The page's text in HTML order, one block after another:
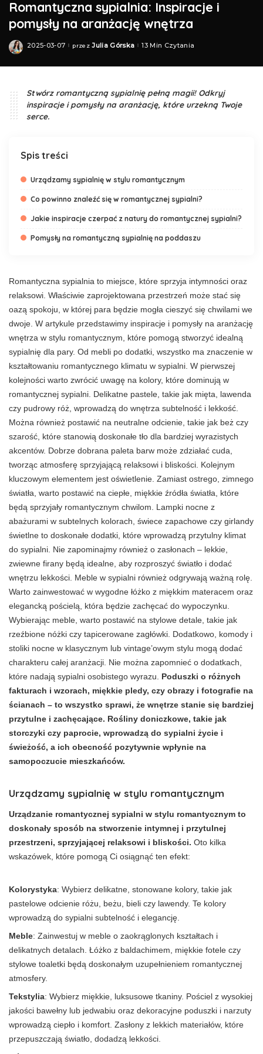
Romantyczna sypialnia: Inspiracje i
pomysły na aranżację wnętrza
2025-03-07Posted
przez Julia Górska 13 Min Czytania
Stwórz romantyczną sypialnię pełną magii! Odkryj
inspiracje i pomysły na aranżację, które urzekną Twoje
serce.
Spis treści
Urządzamy sypialnię w stylu romantycznym
Co powinno znaleźć się w romantycznej sypialni?
Jakie inspiracje czerpać z natury do romantycznej sypialni?
Pomysły na romantyczną sypialnię na poddaszu
Romantyczna sypialnia to miejsce, które sprzyja intymności oraz
relaksowi. Właściwie zaprojektowana przestrzeń może stać się
oazą spokoju, w której para będzie mogła cieszyć się chwilami we
dwoje. W artykule przedstawimy inspiracje i pomysły na aranżację
wnętrza w stylu romantycznym, które pomogą stworzyć idealną
sypialnię dla pary. Od mebli po dodatki, wszystko ma znaczenie w
kształtowaniu romantycznego klimatu w sypialni. W pierwszej
kolejności warto zwrócić uwagę na kolory, które dominują w
romantycznej sypialni. Delikatne pastele, takie jak mięta, lawenda
czy pudrowy róż, wprowadzą do wnętrza subtelność i lekkość.
Można również postawić na neutralne odcienie, takie jak beż czy
szarość, które stanowią doskonałe tło dla bardziej wyrazistych
akcentów. Dobrze dobrana paleta barw może zdziałać cuda,
tworząc atmosferę sprzyjającą relaksowi i bliskości. Kolejnym
kluczowym elementem jest oświetlenie. Zamiast ostrego, zimnego
światła, warto postawić na ciepłe, miękkie źródła światła, które
będą sprzyjały romantycznym chwilom. Lampki nocne z
abażurami w subtelnych kolorach, świece zapachowe czy girlandy
świetlne to doskonałe dodatki, które wprowadzą przytulny klimat
do sypialni. Nie zapominajmy również o zasłonach – lekkie,
zwiewne firany będą idealne, aby rozproszyć światło i dodać
wnętrzu lekkości. Meble w sypialni również odgrywają ważną rolę.
Warto zainwestować w wygodne łóżko z miękkim materacem oraz
elegancką pościelą, która będzie zachęcać do wypoczynku.
Wybierając meble, warto postawić na stylowe detale, takie jak
rzeźbione nóżki czy tapicerowane zagłówki. Dodatkowo, komody i
stoliki nocne w klasycznym lub vintage’owym stylu mogą dodać
charakteru całej aranżacji. Nie można zapomnieć o dodatkach,
które nadają sypialni osobistego wyrazu. Poduszki o różnych
fakturach i wzorach, miękkie pledy, czy obrazy i fotografie na
ścianach – to wszystko sprawi, że wnętrze stanie się bardziej
przytulne i zachęcające. Rośliny doniczkowe, takie jak
storczyki czy paprocie, wprowadzą do sypialni życie i
świeżość, a ich obecność pozytywnie wpłynie na
samopoczucie mieszkańców.
Urządzamy sypialnię w stylu romantycznym
Urządzanie romantycznej sypialni w stylu romantycznym to
doskonały sposób na stworzenie intymnej i przytulnej
przestrzeni, sprzyjającej relaksowi i bliskości. Oto kilka
wskazówek, które pomogą Ci osiągnąć ten efekt:
Kolorystyka: Wybierz delikatne, stonowane kolory, takie jak
pastelowe odcienie różu, beżu, bieli czy lawendy. Te kolory
wprowadzą do sypialni subtelność i elegancję.
Meble: Zainwestuj w meble o zaokrąglonych kształtach i
delikatnych detalach. Łóżko z baldachimem, miękkie fotele czy
stylowe toaletki będą doskonałym uzupełnieniem romantycznej
atmosfery.
Tekstylia: Wybierz miękkie, luksusowe tkaniny. Pościel z wysokiej
jakości bawełny lub jedwabiu oraz dekoracyjne poduszki i narzuty
wprowadzą ciepło i komfort. Zasłony z lekkich materiałów, które
przepuszczają światło, dodadzą lekkości.